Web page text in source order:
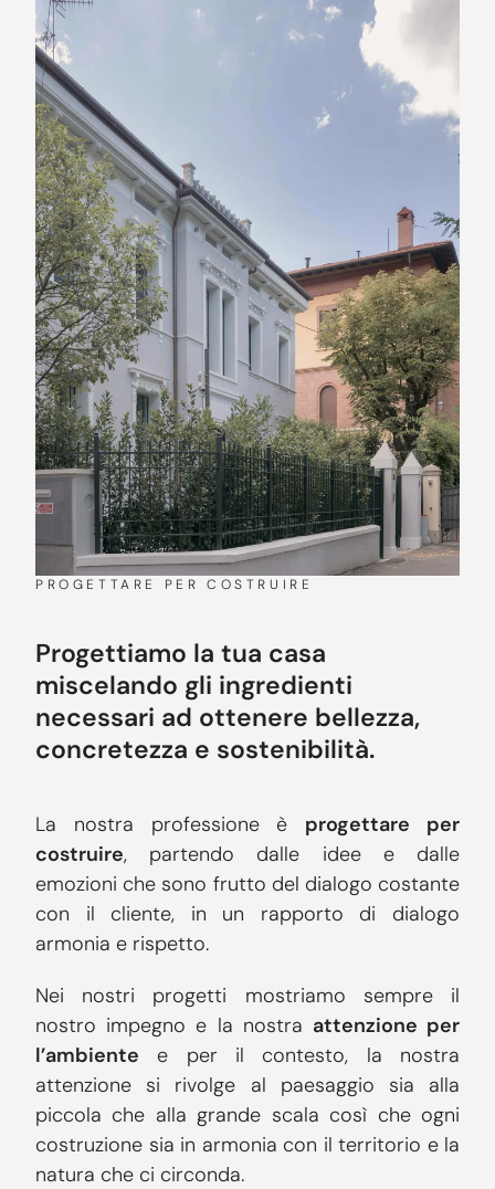
PROGETTARE PER COSTRUIRE
Progettiamo la tua casa
miscelando gli ingredienti
necessari ad ottenere bellezza,
concretezza e sostenibilità.
La nostra professione è progettare per
costruire, partendo dalle idee e dalle
emozioni che sono frutto del dialogo costante
con il cliente, in un rapporto di dialogo
armonia e rispetto.
Nei nostri progetti mostriamo sempre il
nostro impegno e la nostra attenzione per
l’ambiente e per il contesto, la nostra
attenzione si rivolge al paesaggio sia alla
piccola che alla grande scala così che ogni
costruzione sia in armonia con il territorio e la
natura che ci circonda.